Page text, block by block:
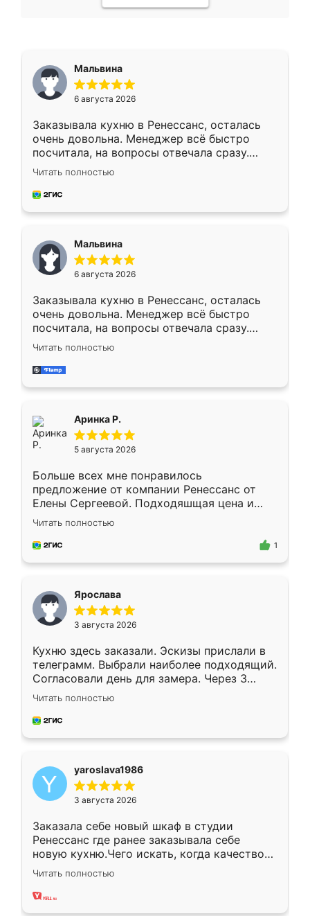
Мальвина
6 августа 2026
Заказывала кухню в Ренессанс, осталась
очень довольна. Менеджер всё быстро
посчитала, на вопросы отвечала сразу.
Замерщик приехал в субботу, подошёл к
делу со всей ответственностью. Собрали
за день, ребята работали аккуратно, даже
Читать полностью
Мальвина
6 августа 2026
Заказывала кухню в Ренессанс, осталась
очень довольна. Менеджер всё быстро
посчитала, на вопросы отвечала сразу.
Замерщик приехал в субботу, подошёл к
делу со всей ответственностью. Собрали
за день, ребята работали аккуратно, даже
Читать полностью
Аринка Р.
5 августа 2026
Больше всех мне понравилось
предложение от компании Ренессанс от
Елены Сергеевой. Подходяшщая цена и
короткие сроки изготовления. Приехавший
для замера сотрудник Владислав
предложил по моему эскизу самый
Читать полностью
1
Ярослава
3 августа 2026
Кухню здесь заказали. Эскизы прислали в
телеграмм. Выбрали наиболее подходящий.
Согласовали день для замера. Через 3
недели кухня была уже готова. Остались
довольны работой. Спасибо Ренессанс
мебель за качественную работу!
Читать полностью
yaroslava1986
3 августа 2026
Заказала себе новый шкаф в студии
Ренессанс где ранее заказывала себе
новую кухню.Чего искать, когда качеством
вполне довольна. Служит кухня уже почти
два года, нареканий нет.
Читать полностью